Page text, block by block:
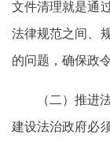
文件清理就是通
法律规范之间、
的问题，确保政令
（二）推进
建设法治政府必